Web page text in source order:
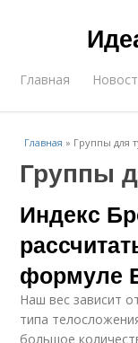
Главная
Главная » Группы для
Группы
Индекс
формуле
Наш вес зависит
типа
большое